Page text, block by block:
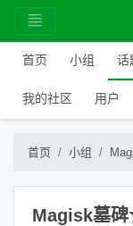
首页 小组 话
我的社区 用户
首页 小组
Magisk墓